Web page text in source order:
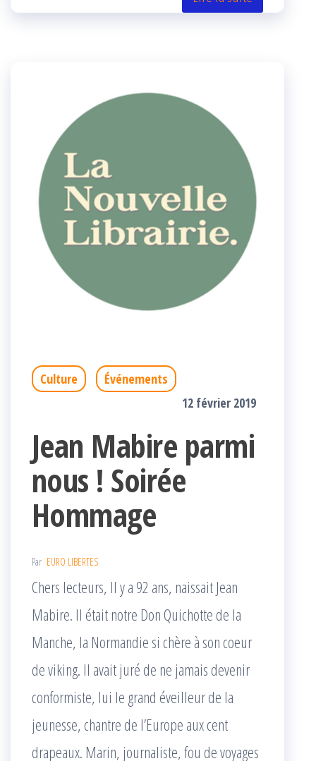
k r
Culture
Événements
12 février 2019
Jean Mabire parmi
nous ! Soirée
Hommage
Par EURO LIBERTES
Chers lecteurs, Il y a 92 ans, naissait Jean
Mabire. Il était notre Don Quichotte de la
Manche, la Normandie si chère à son coeur
de viking. Il avait juré de ne jamais devenir
conformiste, lui le grand éveilleur de la
jeunesse, chantre de l’Europe aux cent
drapeaux. Marin, journaliste, fou de voyages